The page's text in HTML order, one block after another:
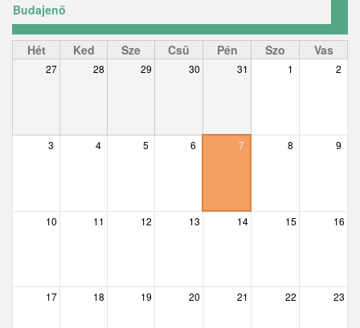
Budajenő
Ceglédbercel
Csemő
Csobánka
Délegyháza
Hét Ked Sze Csü Pén Szo Vas
27 28 29 30 31 1 2
3 4 5 6 7 8 9
10 11 12 13 14 15 16
17 18 19 20 21 22 23